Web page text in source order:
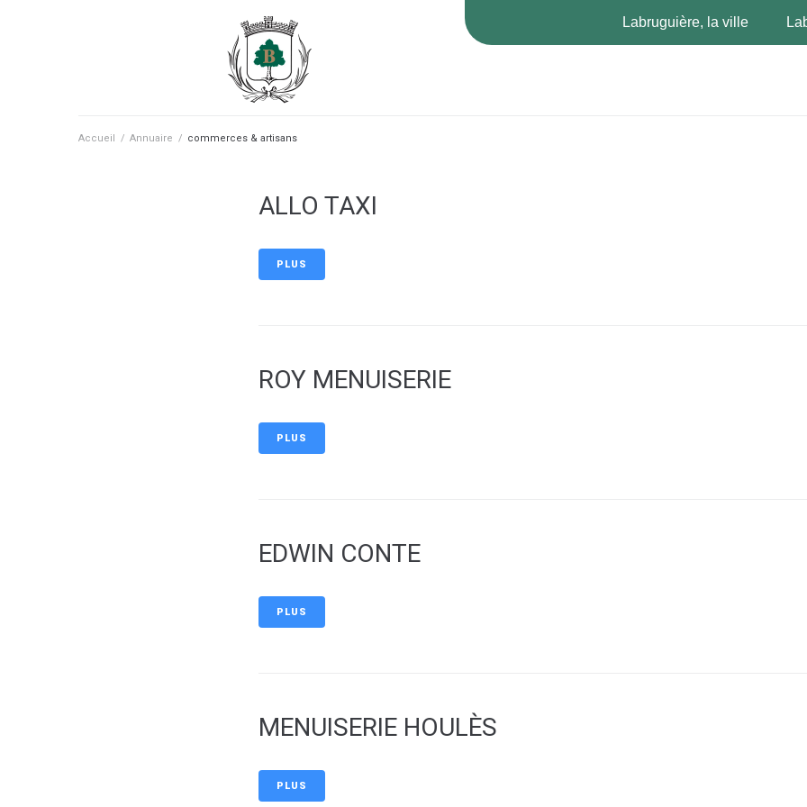
Labruguière, la ville
Accueil / Annuaire / commerces & artisans
ALLO TAXI
PLUS
ROY MENUISERIE
PLUS
EDWIN CONTE
PLUS
MENUISERIE HOULÈS
PLUS